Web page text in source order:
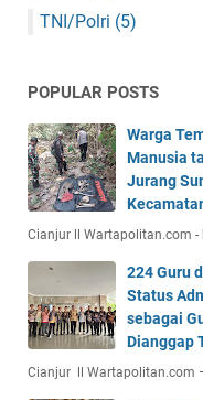
TNI/Polri (5)
POPULAR POSTS
Warga
Manusia
Jurang
Cianjur ll Wartapolitan.com
224 Guru
Status
sebagai
Dianggap
Cianjur ll Wartapolitan.com